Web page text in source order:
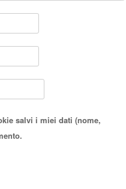
salvi i miei dati (nome,